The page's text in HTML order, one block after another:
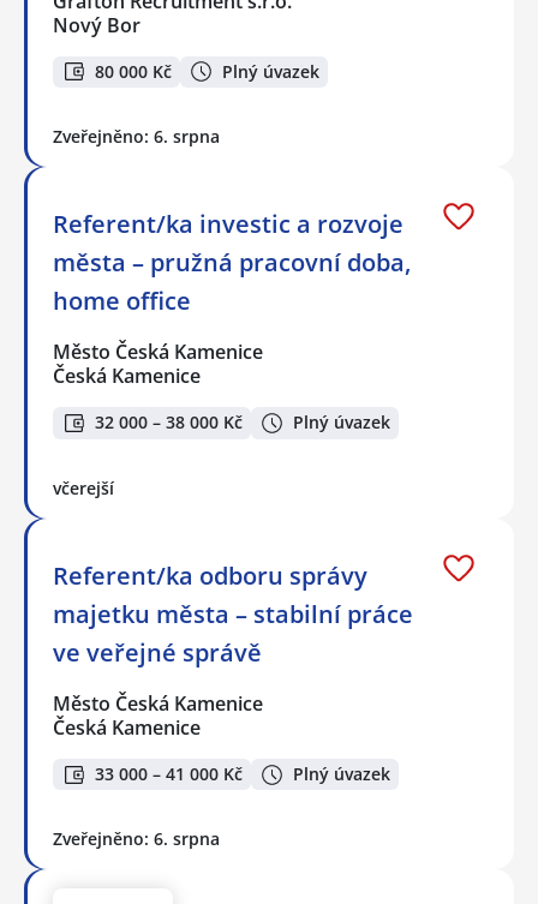
Nový Bor
80 000 Kč Plný úvazek
Zveřejněno: 6. srpna
Referent/ka investic a rozvoje
města – pružná pracovní doba,
home office
Město Česká Kamenice
Česká Kamenice
32 000 – 38 000 Kč Plný úvazek
včerejší
Referent/ka odboru správy
majetku města – stabilní práce
ve veřejné správě
Město Česká Kamenice
Česká Kamenice
33 000 – 41 000 Kč Plný úvazek
Zveřejněno: 6. srpna